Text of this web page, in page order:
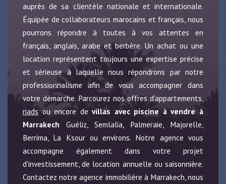
auprès de sa clientèle nationale et internationale.
Équipée de collaborateurs marocains et français, nous
pourrons répondre à toutes à vos attentes en
français, anglais, arabe et berbère. Un achat ou une
location représentent toujours une expertise précise
et sérieuse à laquelle nous répondrons par notre
professionnalisme afin de vous accompagner dans
votre démarche. Parcourez nos offres d'appartements,
riads ou encore devillas avec piscine à vendre à
Marrakech Guéliz, Semlalia, Palmeraie, Majorelle,
Berrima, La Ksour ou environs. Notre agence vous
accompagne également dans votre projet
d'investissement, de location annuelle ou saisonnière.
Contactez notre agence immobilière à Marrakech, nous